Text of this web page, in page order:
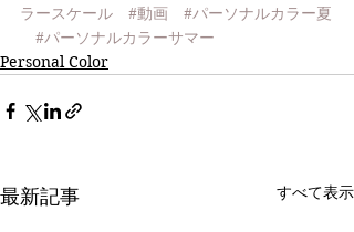
ラースケール
#動画
#パーソナルカラー夏
#パーソナルカラーサマー
Personal Color
最新記事 すべて表示